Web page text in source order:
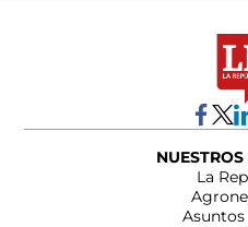
La
Asuntos